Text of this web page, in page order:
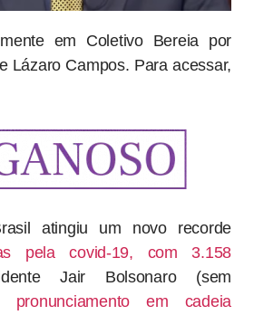
em Coletivo Bereia por
Lázaro Campos. Para acessar,
atingiu um novo recorde
pela covid-19, com 3.158
Jair Bolsonaro (sem
em cadeia